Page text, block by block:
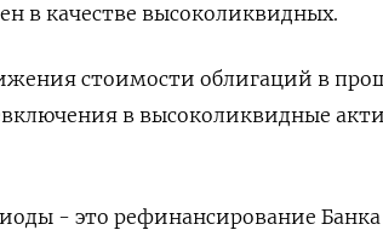
в качестве высоколиквидных.
стоимости облигаций в
в высоколиквидные
- это рефинансирование Банка